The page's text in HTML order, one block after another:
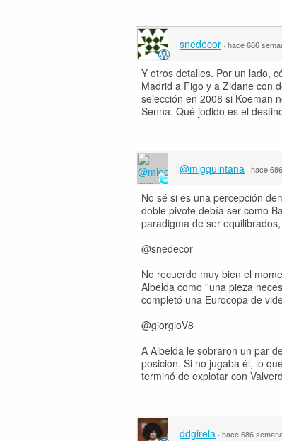
snedecor · hace 686
Y otros detalles. Por un lado,
Madrid a Figo y a Zidane con
selección en 2008 si Koeman
Senna. Qué jodido es el
@migquintana · hace
No sé si es una percepción
doble pivote debía ser como
paradigma de ser
@snedecor
No recuerdo muy bien el
Albelda como ''una pieza
completó una Eurocopa de
@giorgioV8
A Albelda le sobraron un par
posición. Si no jugaba él, lo
terminó de explotar con
ddgirela · hace 686